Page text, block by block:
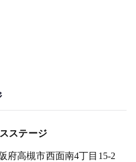
ステージ
府高槻市西面南4丁目15-2